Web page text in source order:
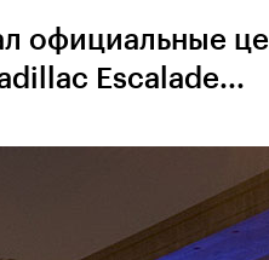
официальные
Escalade...